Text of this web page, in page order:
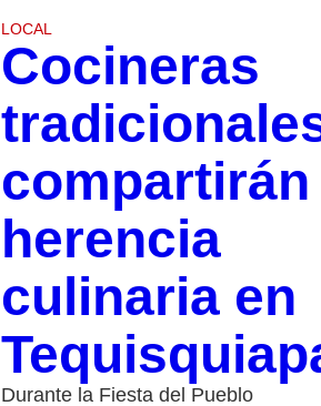
LOCAL
Cocineras
compartirán
herencia
culinaria en
Durante la Fiesta del Pueblo